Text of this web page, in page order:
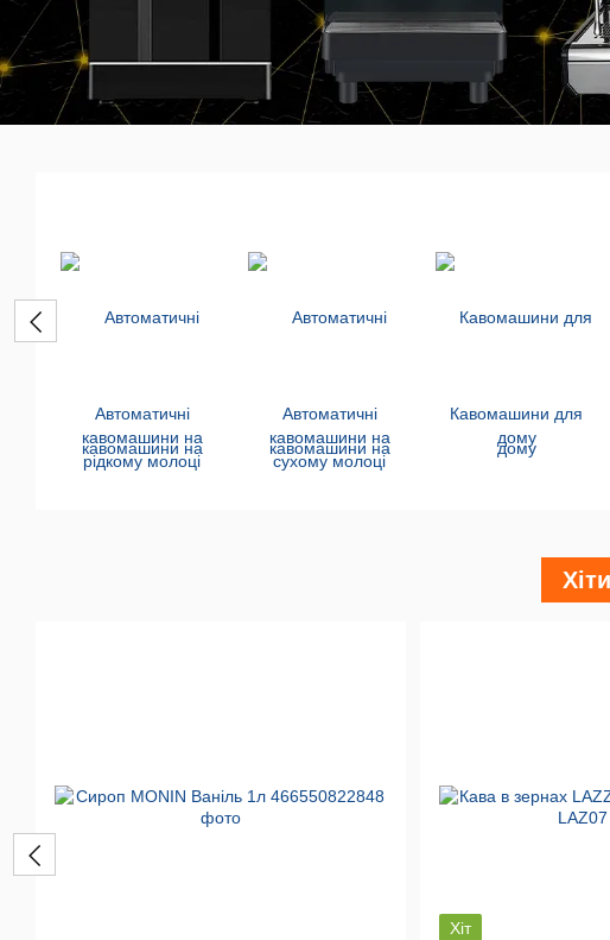
Автоматичні
кавомашини на
рідкому молоці
Автоматичні
кавомашини на
сухому молоці
Кавомашини для
дому
Хіт